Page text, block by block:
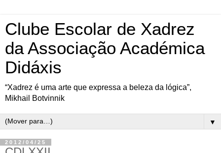
Clube Escolar de Xadrez
da Associação Académica
Didáxis
“Xadrez é uma arte que expressa a beleza da lógica”,
Mikhail Botvinnik
▼
2012/04/25